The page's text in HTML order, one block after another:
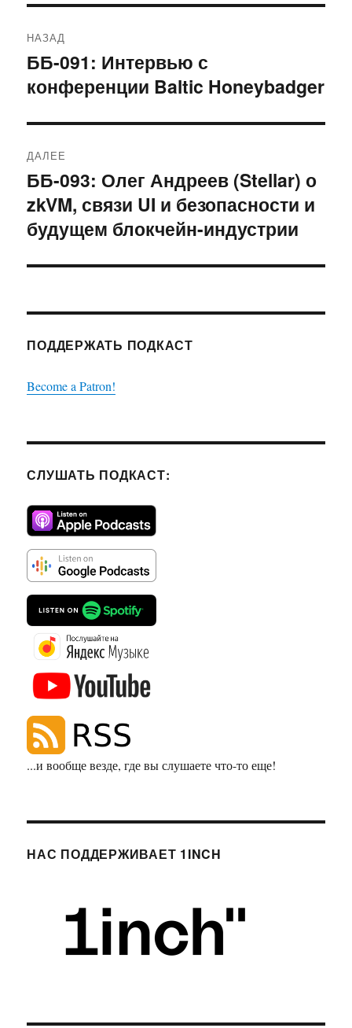
по
записям
НАЗАД
Предыдущая
запись:
ББ-091: Интервью с
конференции Baltic Honeybadger
ДАЛЕЕ
Следующая
запись:
ББ-093: Олег Андреев (Stellar) о
zkVM, связи UI и безопасности и
будущем блокчейн-индустрии
ПОДДЕРЖАТЬ ПОДКАСТ
Become a Patron!
СЛУШАТЬ ПОДКАСТ:
...и вообще везде, где вы слушаете что-то еще!
НАС ПОДДЕРЖИВАЕТ 1INCH